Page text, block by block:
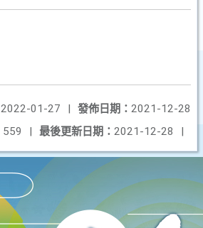
發佈日期： 2021-12-28
2022-01-27
|
最後更新日期： 2021-12-28 |
559 |